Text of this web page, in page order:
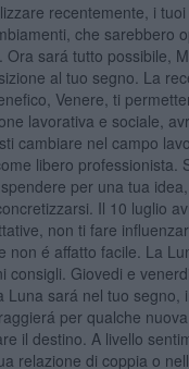
recentemente, i
che sarebbero
Ora sará tutto possibile,
al tuo segno. La
Venere, ti
lavorativa e sociale,
cambiare nel campo
libero professionista.
per una tua
Il 10 luglio
non ti fare
non é affatto facile. La
consigli. Giovedi e
Luna sará nel tuo segno,
per qualche
il destino. A livello
relazione di coppia o